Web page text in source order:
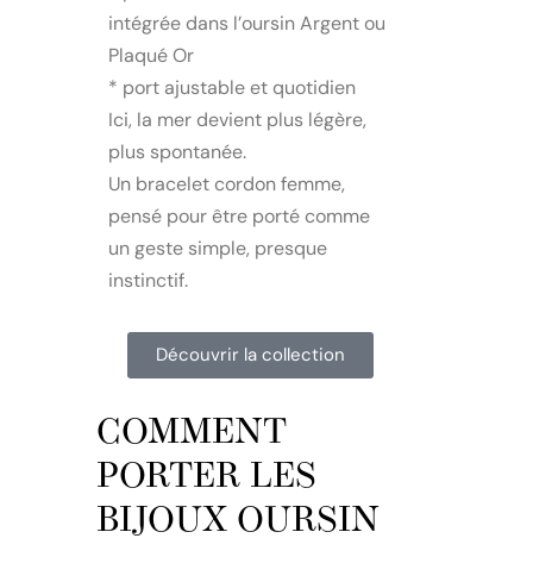
intégrée dans l’oursin Argent ou
Plaqué Or
* port ajustable et quotidien
Ici, la mer devient plus légère,
plus spontanée.
Un bracelet cordon femme,
pensé pour être porté comme
un geste simple, presque
instinctif.
Découvrir la collection
COMMENT
PORTER LES
BIJOUX OURSIN